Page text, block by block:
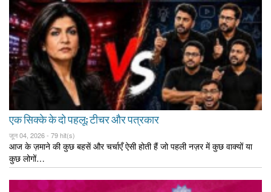
एक सिक्के के दो पहलू; टीचर और पत्रकार
जून 04, 2026 - 79 hit(s)
आज के ज़माने की कुछ बहसें और चर्चाएँ ऐसी होती हैं जो पहली नज़र में कुछ वाक्यों या
कुछ लोगों…